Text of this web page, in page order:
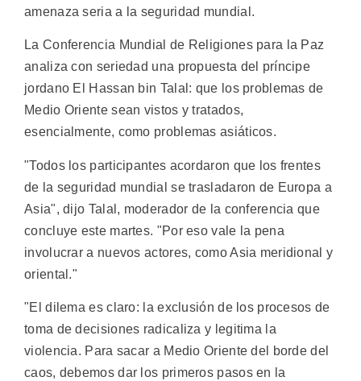
amenaza seria a la seguridad mundial.
La Conferencia Mundial de Religiones para la Paz
analiza con seriedad una propuesta del príncipe
jordano El Hassan bin Talal: que los problemas de
Medio Oriente sean vistos y tratados,
esencialmente, como problemas asiáticos.
"Todos los participantes acordaron que los frentes
de la seguridad mundial se trasladaron de Europa a
Asia", dijo Talal, moderador de la conferencia que
concluye este martes. "Por eso vale la pena
involucrar a nuevos actores, como Asia meridional y
oriental."
"El dilema es claro: la exclusión de los procesos de
toma de decisiones radicaliza y legitima la
violencia. Para sacar a Medio Oriente del borde del
caos, debemos dar los primeros pasos en la